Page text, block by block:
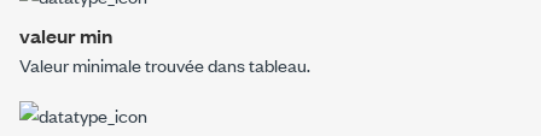
valeur min
Valeur minimale trouvée danstableau.